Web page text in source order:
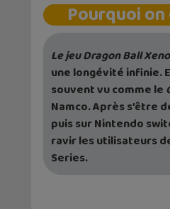
Pourquoi on
Le jeu Dragon Ball
une longévité infinie.
souvent vu comme le
Namco. Après s’être
puis sur Nintendo
ravir les utilisateurs
Series.